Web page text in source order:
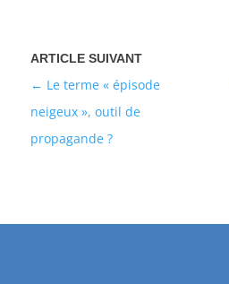
Le terme « épisode
neigeux », outil de
propagande ?